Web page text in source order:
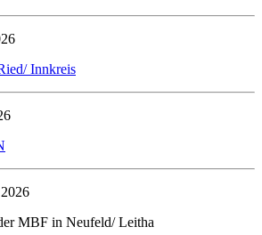
Innkreis
MBF in Neufeld/ Leitha